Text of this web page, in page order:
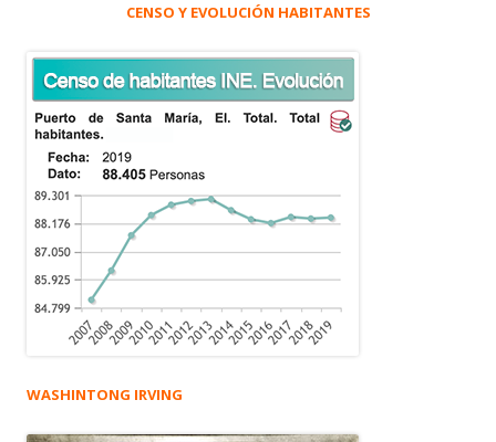
CENSO Y EVOLUCIÓN HABITANTES
WASHINTONG IRVING